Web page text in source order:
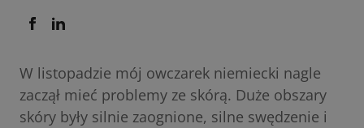
W listopadzie mój owczarek niemiecki nagle
zaczął mieć problemy ze skórą. Duże obszary
skóry były silnie zaognione, silne swędzenie i